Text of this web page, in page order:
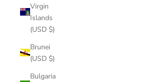
Virgin
Islands
(USD $)
Brunei
(USD $)
Bulgaria